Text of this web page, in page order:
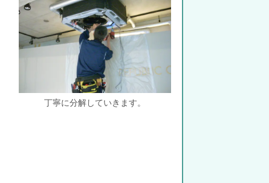
丁寧に分解していきます。